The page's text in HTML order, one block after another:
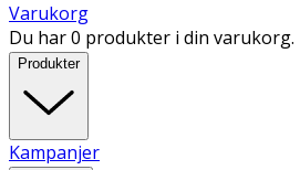
Varukorg
Du har 0 produkter i din varukorg.
Produkter
Kampanjer